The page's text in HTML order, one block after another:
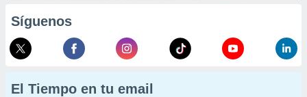
Síguenos
El Tiempo en tu email